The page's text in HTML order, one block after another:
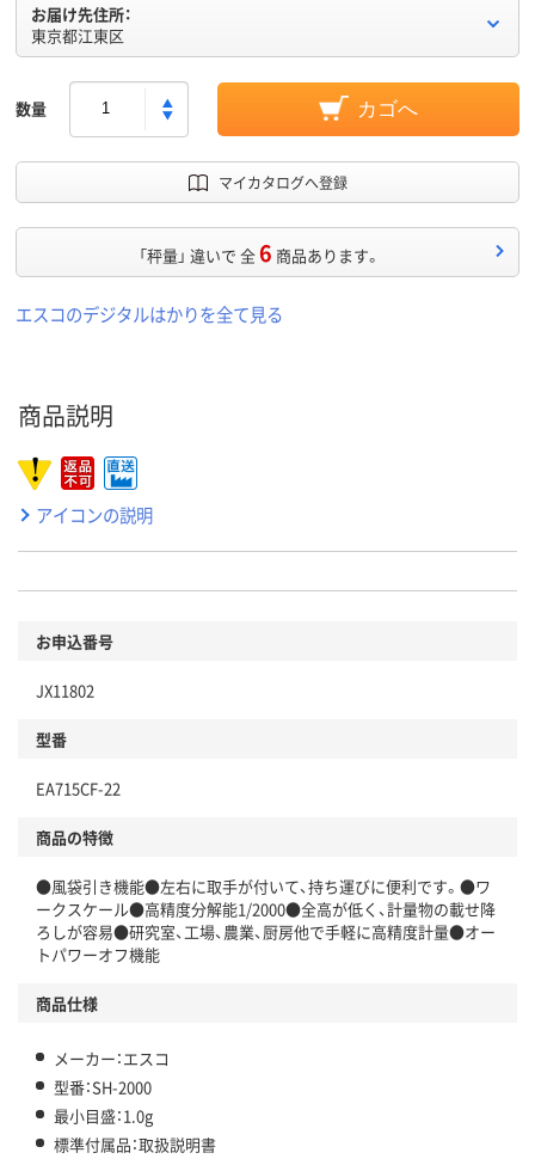
お届け先住所：
東京都江東区
数量 カゴへ
マイカタログへ登録
「秤量」 違いで 全6 商品あります。
エスコのデジタルはかりを全て見る
商品説明
アイコンの説明
お申込番号
JX11802
型番
EA715CF-22
商品の特徴
●風袋引き機能●左右に取手が付いて、持ち運びに便利です。●ワ
ークスケール●高精度分解能1/2000●全高が低く、計量物の載せ降
ろしが容易●研究室、工場、農業、厨房他で手軽に高精度計量●オー
トパワーオフ機能
商品仕様
メーカー：エスコ
型番：SH-2000
最小目盛：1.0g
標準付属品：取扱説明書